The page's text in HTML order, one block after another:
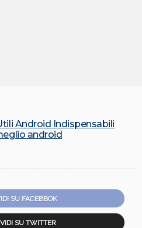
Android Indispensabili
android
SU FACEBBOK
SU TWITTER